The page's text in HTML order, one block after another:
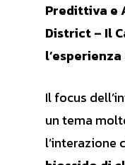
Predittiva e
District – Il
Il focus
un tema
l’interazione